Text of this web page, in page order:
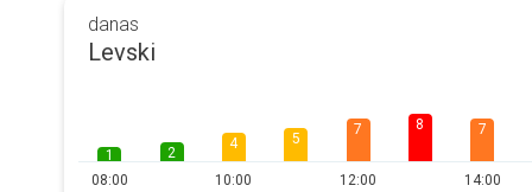
danas
Levski
1
08:00
2
4
10:00
5
7
12:00
8 7
14:00